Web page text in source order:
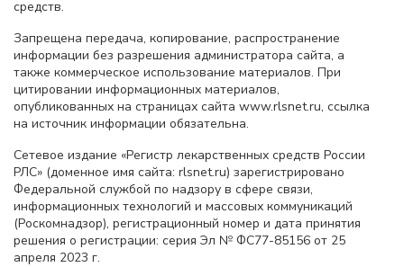
средств.
Запрещена передача, копирование, распространение
информации без разрешения администратора сайта, а
также коммерческое использование материалов. При
цитировании информационных материалов,
опубликованных на страницах сайта www.rlsnet.ru, ссылка
на источник информации обязательна.
Сетевое издание «Регистр лекарственных средств России
РЛС» (доменное имя сайта: rlsnet.ru) зарегистрировано
Федеральной службой по надзору в сфере связи,
информационных технологий и массовых коммуникаций
(Роскомнадзор), регистрационный номер и дата принятия
решения о регистрации: серия Эл № ФС77-85156 от 25
апреля 2023 г.